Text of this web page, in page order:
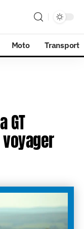
Moto Transport
GT